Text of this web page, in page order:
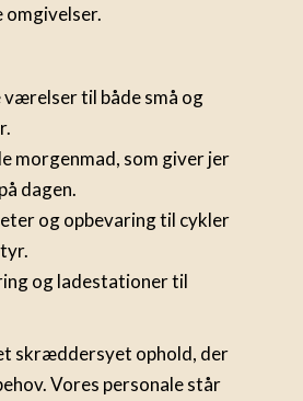
omgivelser.
til både små og
morgenmad, som giver jer
dagen.
og opbevaring til cykler
og ladestationer til
skræddersyet ophold, der
Vores personale står